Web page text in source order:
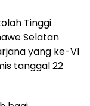
Tinggi
Selatan
yang ke-VI
tanggal 22